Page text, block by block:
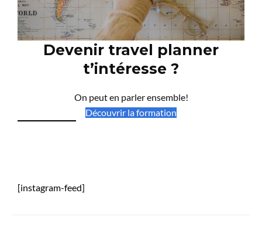
Devenir travel planner
t’intéresse ?
On peut en parler ensemble!
Découvrir la formation
[instagram-feed]